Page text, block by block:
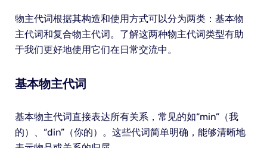
物主代词根据其构造和使用方式可以分为两类：基本物
主代词和复合物主代词。了解这两种物主代词类型有助
于我们更好地使用它们在日常交流中。
基本物主代词
基本物主代词直接表达所有关系，常见的如“min”（我
的）、“din”（你的）。这些代词简单明确，能够清晰地